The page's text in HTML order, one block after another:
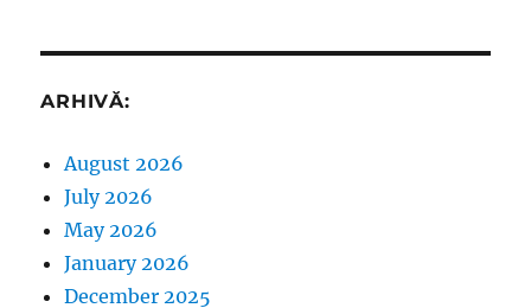
ARHIVĂ:
August 2026
July 2026
May 2026
January 2026
December 2025